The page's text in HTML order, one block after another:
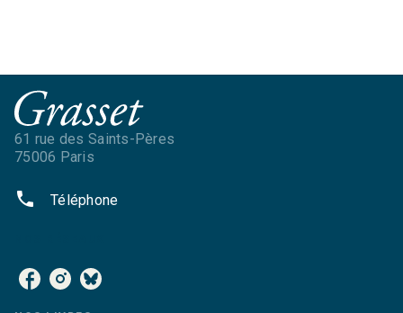
61 rue des Saints-Pères
75006 Paris
phone Téléphone